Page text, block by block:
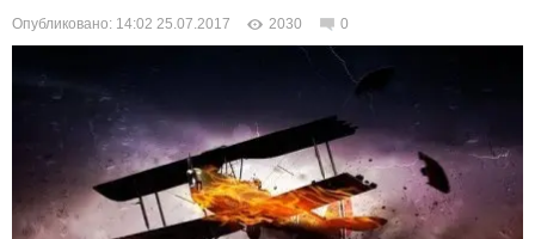
КУЛЬТУРА
НАУКА
Опубликовано: 14:02 25.07.2017 2030 0